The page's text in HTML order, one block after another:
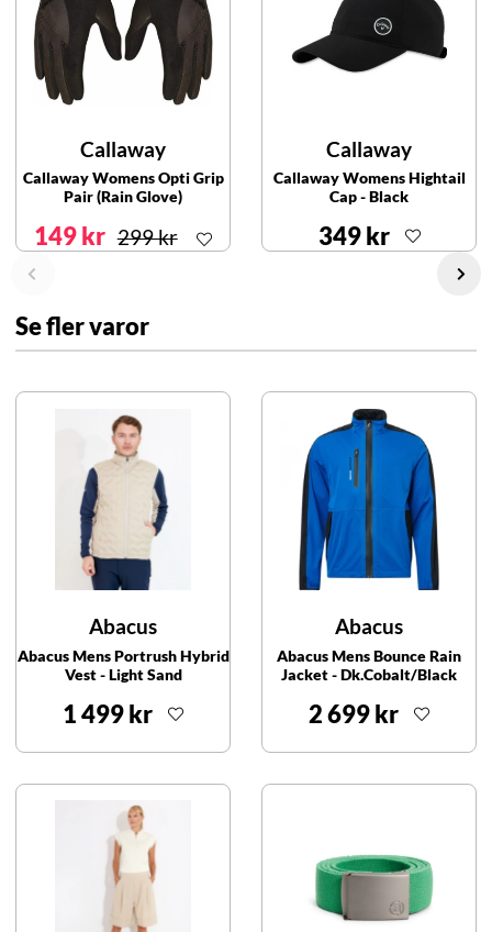
Callaway
Callaway Womens Opti Grip
Pair (Rain Glove)
149 kr 299 kr
Callaway
Callaway Womens Hightail
Cap - Black
349 kr
Se fler varor
Abacus
Abacus Mens Portrush Hybrid
Vest - Light Sand
1 499 kr
Abacus
Abacus Mens Bounce Rain
Jacket - Dk.Cobalt/Black
2 699 kr